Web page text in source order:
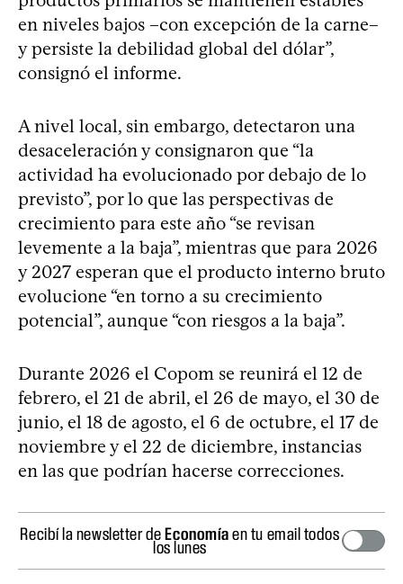
en niveles bajos –con excepción de la carne–
y persiste la debilidad global del dólar”,
consignó el informe.
A nivel local, sin embargo, detectaron una
desaceleración y consignaron que “la
actividad ha evolucionado por debajo de lo
previsto”, por lo que las perspectivas de
crecimiento para este año “se revisan
levemente a la baja”, mientras que para 2026
y 2027 esperan que el producto interno bruto
evolucione “en torno a su crecimiento
potencial”, aunque “con riesgos a la baja”.
Durante 2026 el Copom se reunirá el 12 de
febrero, el 21 de abril, el 26 de mayo, el 30 de
junio, el 18 de agosto, el 6 de octubre, el 17 de
noviembre y el 22 de diciembre, instancias
en las que podrían hacerse correcciones.
Recibí la newsletter deEconomíaen tu email todos
los lunes